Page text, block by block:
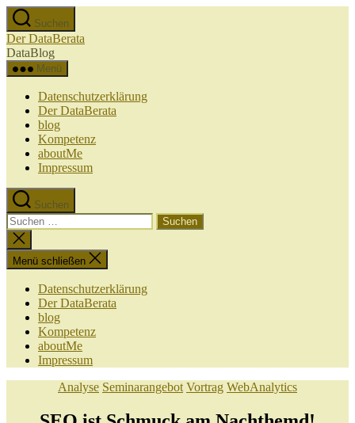
Zum
Inhalt
springen
Suchen
Der DataBerata
DataBlog
Menü
Datenschutzerklärung
Der DataBerata
blog
Kompetenz
aboutMe
Impressum
Suchen
Suchen
nach:
Suche
schließen
Menü schließen
Datenschutzerklärung
Der DataBerata
blog
Kompetenz
aboutMe
Impressum
Kategorien
Analyse Seminarangebot Vortrag WebAnalytics